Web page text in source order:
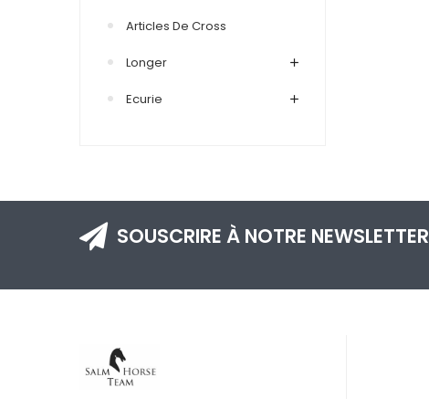
Articles De Cross
Longer
Ecurie
SOUSCRIRE À NOTRE NEWSLETTER